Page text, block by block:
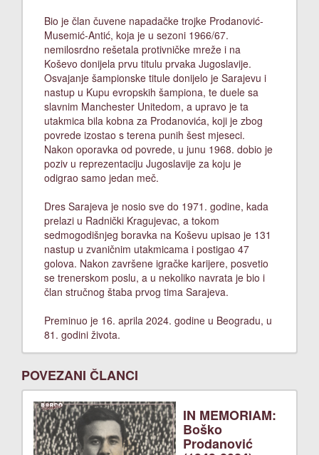
Bio je član čuvene napadačke trojke Prodanović-
Musemić-Antić, koja je u sezoni 1966/67.
nemilosrdno rešetala protivničke mreže i na
Koševo donijela prvu titulu prvaka Jugoslavije.
Osvajanje šampionske titule donijelo je Sarajevu i
nastup u Kupu evropskih šampiona, te duele sa
slavnim Manchester Unitedom, a upravo je ta
utakmica bila kobna za Prodanovića, koji je zbog
povrede izostao s terena punih šest mjeseci.
Nakon oporavka od povrede, u junu 1968. dobio je
poziv u reprezentaciju Jugoslavije za koju je
odigrao samo jedan meč.
Dres Sarajeva je nosio sve do 1971. godine, kada
prelazi u Radnički Kragujevac, a tokom
sedmogodišnjeg boravka na Koševu upisao je 131
nastup u zvaničnim utakmicama i postigao 47
golova. Nakon završene igračke karijere, posvetio
se trenerskom poslu, a u nekoliko navrata je bio i
član stručnog štaba prvog tima Sarajeva.
Preminuo je 16. aprila 2024. godine u Beogradu, u
81. godini života.
POVEZANI ČLANCI
IN MEMORIAM:
Boško
Prodanović